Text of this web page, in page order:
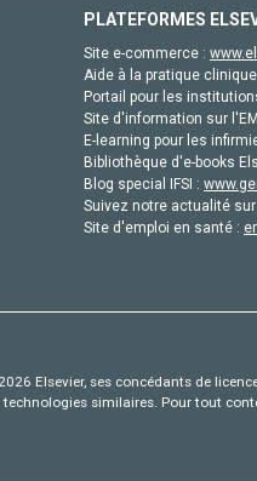
PLATEFORMES
Site e-commerce :
Aide à la pratique
Portail pour les
Site d'information sur
E-learning pour les
Bibliothèque d'e-books
Blog special IFSI :
Suivez notre actualité
Site d'emploi en santé :
Elsevier, ses concédants de
similaires. Pour tout